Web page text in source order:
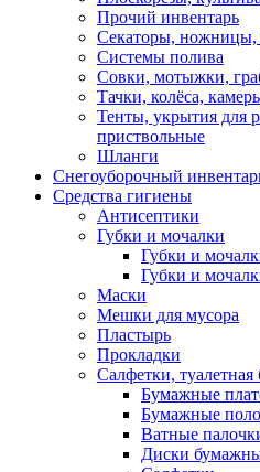
Прочий инвентарь
Секаторы, ножницы,
Системы полива
Совки, мотыжки,
Тачки, колёса,
Тенты, укрытия для
приствольные
Шланги
Снегоуборочный
Средства гигиены
Антисептики
Губки и мочалки
Губки и
Губки и
Маски
Мешки для мусора
Пластырь
Прокладки
Салфетки, туалетная
Бумажные
Бумажные
Ватные
Диски